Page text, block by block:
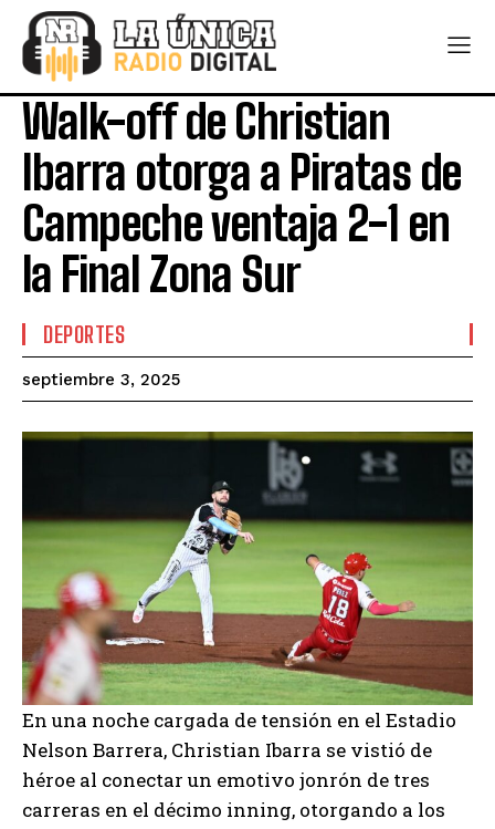
Walk-off de Christian
Ibarra otorga a Piratas de
Campeche ventaja 2-1 en
la Final Zona Sur
DEPORTES
septiembre 3, 2025
En una noche cargada de tensión en el Estadio
Nelson Barrera, Christian Ibarra se vistió de
héroe al conectar un emotivo jonrón de tres
carreras en el décimo inning, otorgando a los